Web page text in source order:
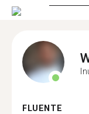
FLUENTE